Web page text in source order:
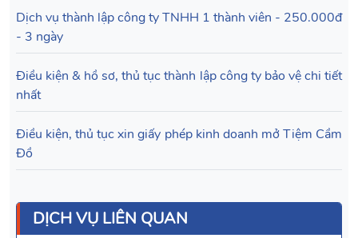
Dịch vụ thành lập công ty TNHH 1 thành viên - 250.000đ
- 3 ngày
Điều kiện & hồ sơ, thủ tục thành lập công ty bảo vệ chi tiết
nhất
Điều kiện, thủ tục xin giấy phép kinh doanh mở Tiệm Cầm
Đồ
DỊCH VỤ LIÊN QUAN